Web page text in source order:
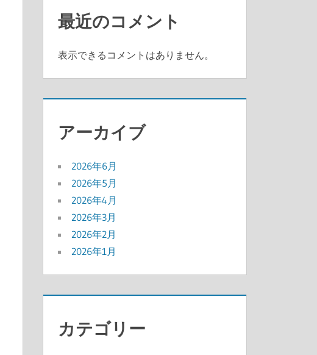
最近のコメント
表示できるコメントはありません。
アーカイブ
2026年6月
2026年5月
2026年4月
2026年3月
2026年2月
2026年1月
カテゴリー